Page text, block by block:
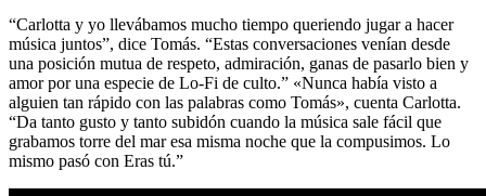
“Carlotta y yo llevábamos mucho tiempo queriendo jugar a hacer
música juntos”, dice Tomás. “Estas conversaciones venían desde
una posición mutua de respeto, admiración, ganas de pasarlo bien y
amor por una especie de Lo-Fi de culto.” «Nunca había visto a
alguien tan rápido con las palabras como Tomás», cuenta Carlotta.
“Da tanto gusto y tanto subidón cuando la música sale fácil que
grabamos torre del mar esa misma noche que la compusimos. Lo
mismo pasó con Eras tú.”